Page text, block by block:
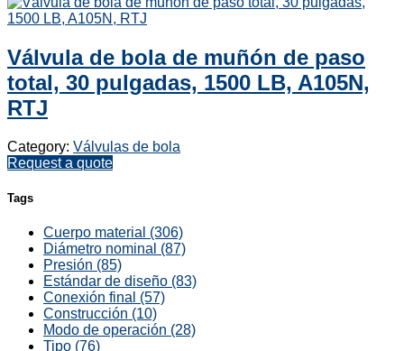
Válvula de bola de muñón de paso
total, 30 pulgadas, 1500 LB, A105N,
RTJ
Category: Válvulas de bola
Request a quote
Tags
Cuerpo material (306)
Diámetro nominal (87)
Presión (85)
Estándar de diseño (83)
Conexión final (57)
Construcción (10)
Modo de operación (28)
Tipo (76)